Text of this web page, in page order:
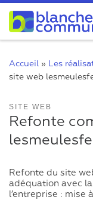
Passer au contenu
Accueil » Les
site web
SITE WEB
Refonte
Refonte du site
adéquation avec
l’entreprise : mise